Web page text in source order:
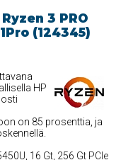
3 PRO
(124345)
HP
on 85 prosenttia, ja
16 Gt, 256 Gt PCIe